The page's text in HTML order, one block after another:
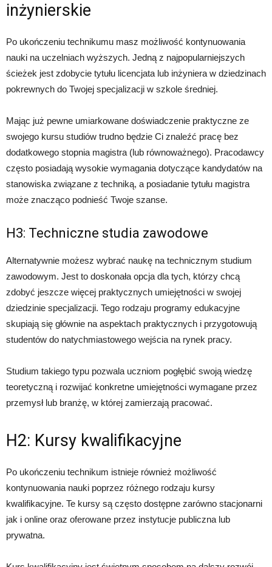
inżynierskie
Po ukończeniu technikumu masz możliwość kontynuowania
nauki na uczelniach wyższych. Jedną z najpopularniejszych
ścieżek jest zdobycie tytułu licencjata lub inżyniera w dziedzinach
pokrewnych do Twojej specjalizacji w szkole średniej.
Mając już pewne umiarkowane doświadczenie praktyczne ze
swojego kursu studiów trudno będzie Ci znaleźć pracę bez
dodatkowego stopnia magistra (lub równoważnego). Pracodawcy
często posiadają wysokie wymagania dotyczące kandydatów na
stanowiska związane z techniką, a posiadanie tytułu magistra
może znacząco podnieść Twoje szanse.
H3: Techniczne studia zawodowe
Alternatywnie możesz wybrać naukę na technicznym studium
zawodowym. Jest to doskonała opcja dla tych, którzy chcą
zdobyć jeszcze więcej praktycznych umiejętności w swojej
dziedzinie specjalizacji. Tego rodzaju programy edukacyjne
skupiają się głównie na aspektach praktycznych i przygotowują
studentów do natychmiastowego wejścia na rynek pracy.
Studium takiego typu pozwala uczniom pogłębić swoją wiedzę
teoretyczną i rozwijać konkretne umiejętności wymagane przez
przemysł lub branżę, w której zamierzają pracować.
H2: Kursy kwalifikacyjne
Po ukończeniu technikum istnieje również możliwość
kontynuowania nauki poprzez różnego rodzaju kursy
kwalifikacyjne. Te kursy są często dostępne zarówno stacjonarni
jak i online oraz oferowane przez instytucje publiczna lub
prywatna.